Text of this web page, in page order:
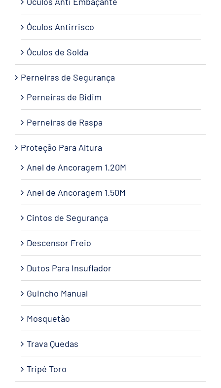
Óculos Antirrisco
Óculos de Solda
Perneiras de Segurança
Perneiras de Bidim
Perneiras de Raspa
Proteção Para Altura
Anel de Ancoragem 1.20M
Anel de Ancoragem 1.50M
Cintos de Segurança
Descensor Freio
Dutos Para Insuflador
Guincho Manual
Mosquetão
Trava Quedas
Tripé Toro